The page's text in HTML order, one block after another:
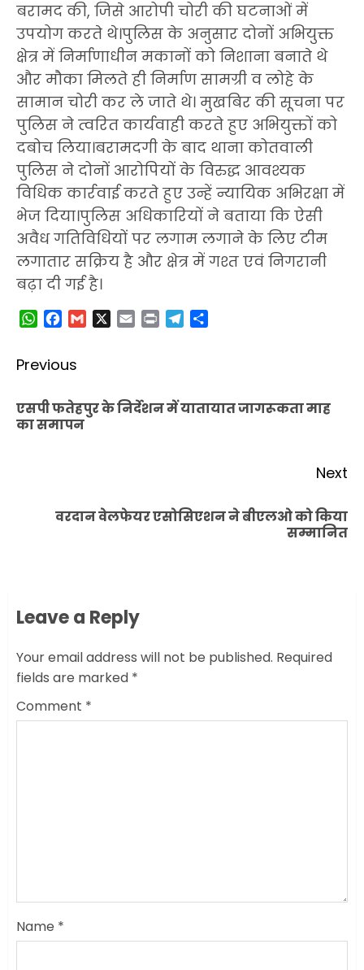
बरामद की, जिसे आरोपी चोरी की घटनाओं में
उपयोग करते थे।पुलिस के अनुसार दोनों अभियुक्त
क्षेत्र में निर्माणाधीन मकानों को निशाना बनाते थे
और मौका मिलते ही निर्माण सामग्री व लोहे के
सामान चोरी कर ले जाते थे। मुखबिर की सूचना पर
पुलिस ने त्वरित कार्यवाही करते हुए अभियुक्तों को
दबोच लिया।बरामदगी के बाद थाना कोतवाली
पुलिस ने दोनों आरोपियों के विरुद्ध आवश्यक
विधिक कार्रवाई करते हुए उन्हें न्यायिक अभिरक्षा में
भेज दिया।पुलिस अधिकारियों ने बताया कि ऐसी
अवैध गतिविधियों पर लगाम लगाने के लिए टीम
लगातार सक्रिय है और क्षेत्र में गश्त एवं निगरानी
बढ़ा दी गई है।
WhatsApp
Facebook
Gmail EmailPrint Telegram
Post
navigation
Previous
एसपी फतेहपुर के निर्देशन में यातायात जागरूकता माह
का समापन
Next
वरदान वेलफेयर एसोसिएशन ने बीएलओ को किया
सम्मानित
Leave a Reply
Your email address will not be published. Required
fields are marked *
Comment *
Name *